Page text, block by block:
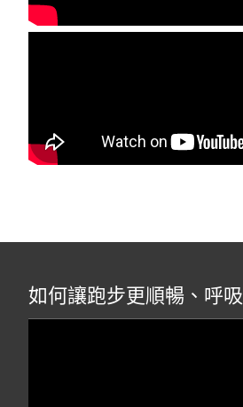
如何讓跑步更順暢、呼吸